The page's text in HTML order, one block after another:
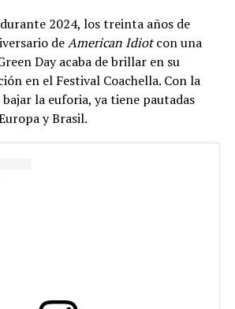
2024, los treinta años de
deAmerican Idiotcon una
Day acaba de brillar en su
en el Festival Coachella. Con la
la euforia, ya tiene pautadas
y Brasil.